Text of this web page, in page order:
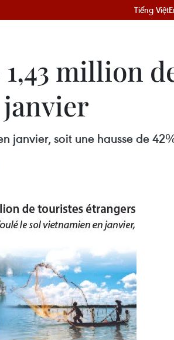
Tiếng Việt
million
janvier, soit une hausse de